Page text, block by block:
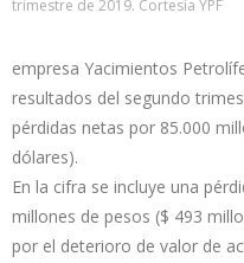
trimestre de 2019. Cortesía YPF
empresa Yacimientos
resultados del segundo
pérdidas netas por 85.000
dólares).
En la cifra se incluye una
millones de pesos ($ 493
por el deterioro de valor de